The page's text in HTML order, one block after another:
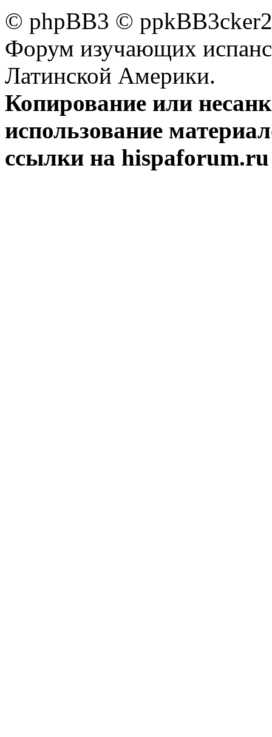
© phpBB3 ©
Форум изучающих
Латинской Америки.
Копирование или
использование
ссылки на hispaforum.ru